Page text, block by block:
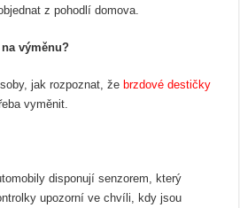
z pohodlí domova.
výměnu?
jak rozpoznat, že brzdové destičky
vyměnit.
disponují senzorem, který
upozorní ve chvíli, kdy jsou